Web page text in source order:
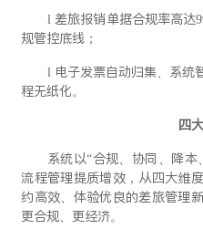
l 差旅报销单据合规率高达
规管控底线；
l 电子发票自动归集、系统
程无纸化。
四
系统以“合规、协同、降
流程管理提质增效，从四大维
约高效、体验优良的差旅管理
更合规、更经济。